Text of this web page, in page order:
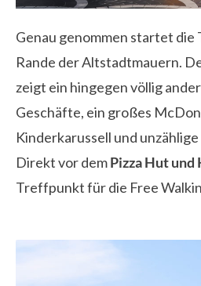
Genau genommen startet die
Rande der Altstadtmauern.
zeigt ein hingegen völlig
Geschäfte, ein großes
Kinderkarussell und
Direkt vor demPizza Hut und
Treffpunkt für die Free